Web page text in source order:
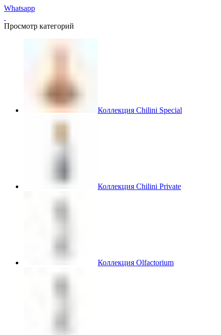
Whatsapp
Просмотр категорий
Коллекция Chilini Special
Коллекция Chilini Private
Коллекция Olfactorium